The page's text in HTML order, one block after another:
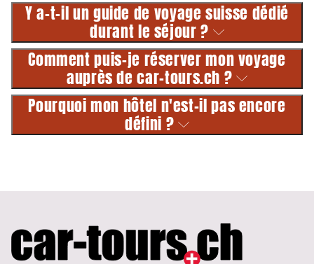
Y a-t-il un guide de voyage suisse dédié
durant le séjour ?
Comment puis-je réserver mon voyage
auprès de car-tours.ch ?
Pourquoi mon hôtel n'est-il pas encore
défini ?